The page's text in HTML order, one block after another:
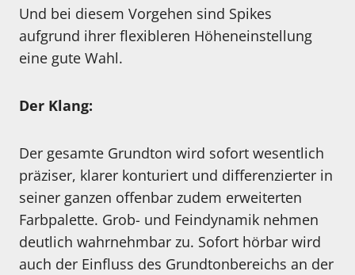
Und bei diesem Vorgehen sind Spikes
aufgrund ihrer flexibleren Höheneinstellung
eine gute Wahl.
Der Klang:
Der gesamte Grundton wird sofort wesentlich
präziser, klarer konturiert und differenzierter in
seiner ganzen offenbar zudem erweiterten
Farbpalette. Grob- und Feindynamik nehmen
deutlich wahrnehmbar zu. Sofort hörbar wird
auch der Einfluss des Grundtonbereichs an der